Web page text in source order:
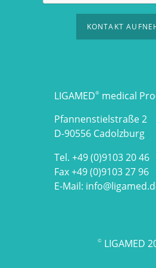
KONTAKT
LIGAMED®medical
Pfannenstielstraße 2
D-90556 Cadolzburg
Tel. +49 (0)9103 20 46
Fax +49 (0)9103 27 96
E-Mail:
©LIGAMED